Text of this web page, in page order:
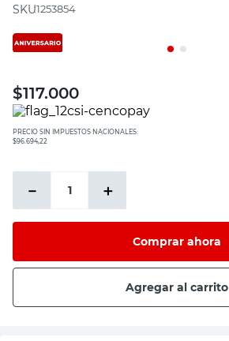
:1253854
$117.000
PRECIO SIN IMPUESTOS NACIONALES:
$96.694,22
＋
－
Comprar ahora
Agregar al carrito